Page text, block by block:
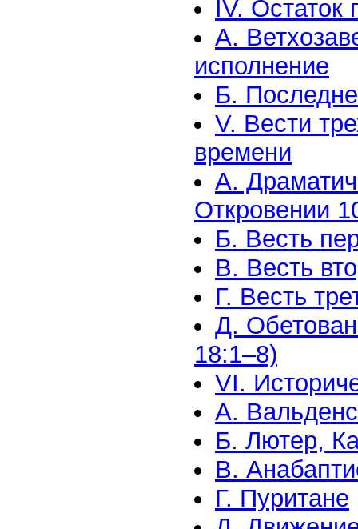
IV. Остаток
А.
исполнение
Б.
V. Вести
времени
А.
Откровении
Б. Весть
В. Весть
Г. Весть
Д.
18:1–8)
VI.
А.
Б. Лютер,
В.
Г. Пуритане